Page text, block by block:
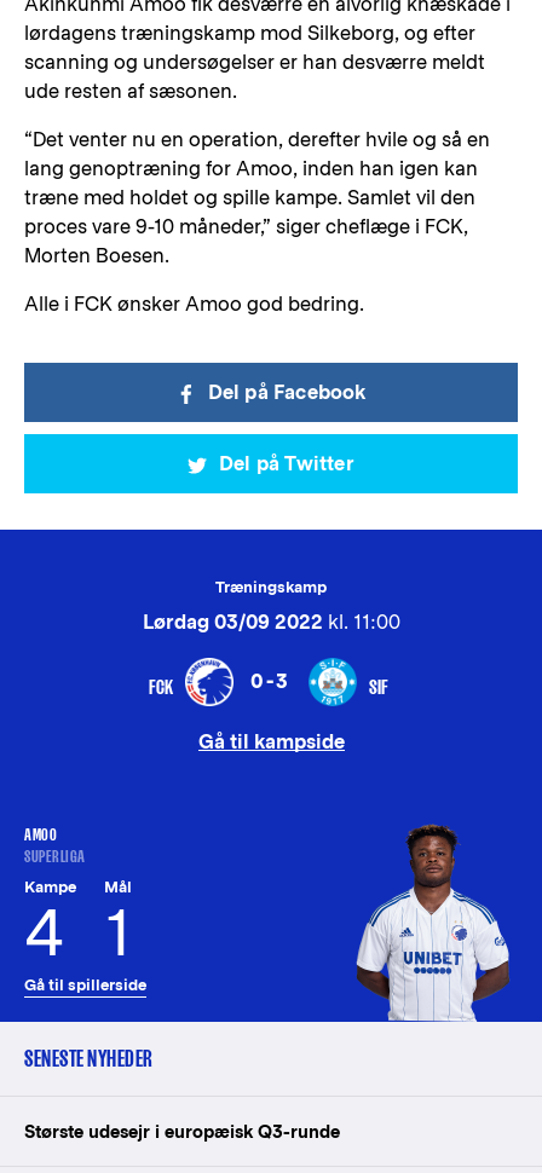
lørdagens træningskamp mod Silkeborg, og efter
scanning og undersøgelser er han desværre meldt
ude resten af sæsonen.
“Det venter nu en operation, derefter hvile og så en
lang genoptræning for Amoo, inden han igen kan
træne med holdet og spille kampe. Samlet vil den
proces vare 9-10 måneder,” siger cheflæge i FCK,
Morten Boesen.
Alle i FCK ønsker Amoo god bedring.
Del på Facebook
Del på Twitter
Træningskamp
Lørdag 03/09 2022 kl. 11:00
FCK 0-3 SIF
Gå til kampside
AMOO
SUPERLIGA
Kampe
4
Mål
1
Gå til spillerside
SENESTE NYHEDER
Største udesejr i europæisk Q3-runde